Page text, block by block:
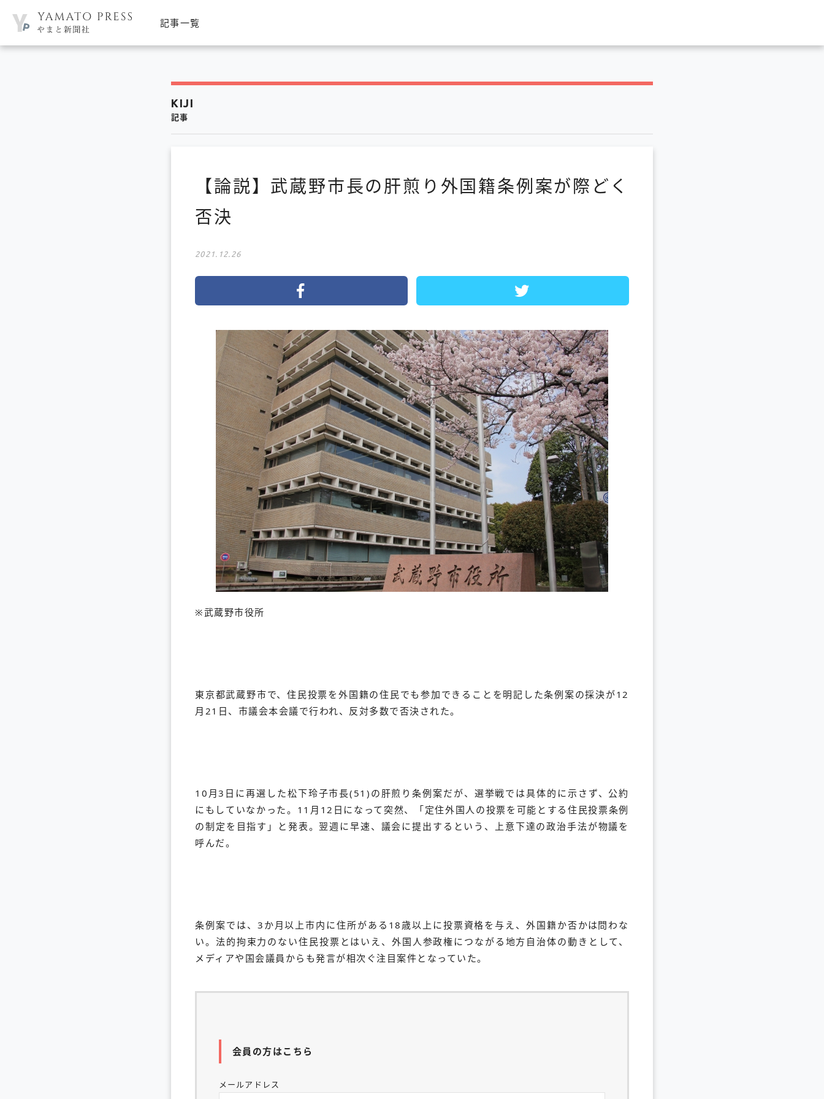
記事一覧
KIJI
記事
【論説】武蔵野市長の肝煎り外国籍条例案が際どく
否決
2021.12.26
※武蔵野市役所
東京都武蔵野市で、住民投票を外国籍の住民でも参加できることを明記した条例案の採決が12
月21日、市議会本会議で行われ、反対多数で否決された。
10月3日に再選した松下玲子市長(51)の肝煎り条例案だが、選挙戦では具体的に示さず、公約
にもしていなかった。11月12日になって突然、「定住外国人の投票を可能とする住民投票条例
の制定を目指す」と発表。翌週に早速、議会に提出するという、上意下達の政治手法が物議を
呼んだ。
条例案では、3か月以上市内に住所がある18歳以上に投票資格を与え、外国籍か否かは問わな
い。法的拘束力のない住民投票とはいえ、外国人参政権につながる地方自治体の動きとして、
メディアや国会議員からも発言が相次ぐ注目案件となっていた。
会員の方はこちら
メールアドレス